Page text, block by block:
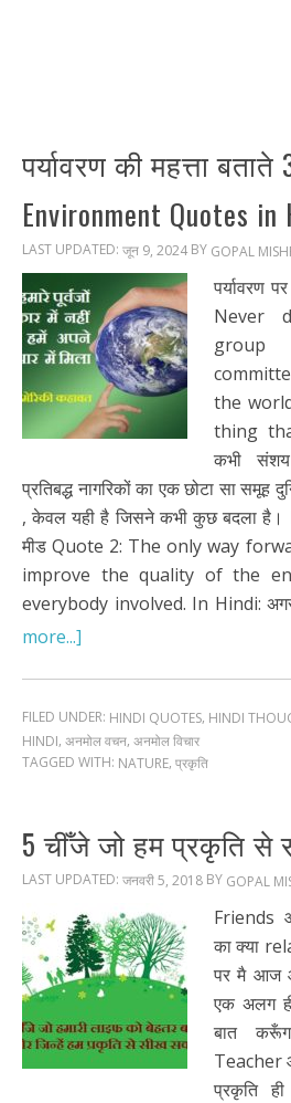
पर्यावरण की महत्ता
Environment Quotes in
LAST UPDATED: जून 9, 2024 BY GOPAL
पर्यावरण
Never
the
thing
कभी
प्रतिबद्ध नागरिकों का एक छोटा सा
, केवल यही है जिसने कभी कुछ बदला
मीड Quote 2: The only way
improve the quality of the
everybody involved. In Hindi: अगर
more...]
FILED UNDER: HINDI QUOTES, HINDI
HINDI, अनमोल वचन, अनमोल विचार
TAGGED WITH: NATURE, प्रकृति
5 चीँजे जो हम प्रकृति
LAST UPDATED: जनवरी 5, 2018 BY GOPAL
Friends
का क्या
पर मै आज
एक अलग
बात
Teacher
प्रकृति ही